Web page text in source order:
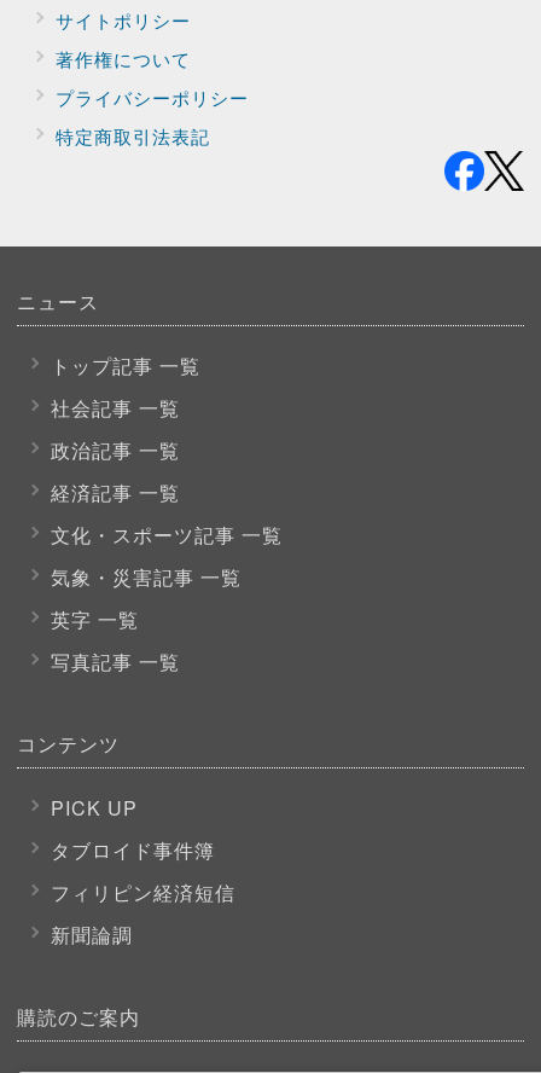
サイトポリシー
著作権について
プライバシーポリシー
特定商取引法表記
ニュース
トップ記事 一覧
社会記事 一覧
政治記事 一覧
経済記事 一覧
文化・スポーツ記事 一覧
気象・災害記事 一覧
英字 一覧
写真記事 一覧
コンテンツ
PICK UP
タブロイド事件簿
フィリピン経済短信
新聞論調
購読のご案内